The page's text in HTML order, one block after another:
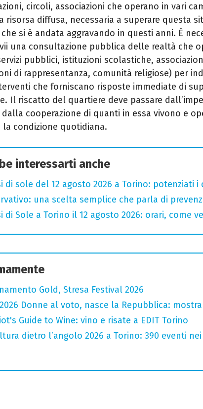
circoli, associazioni che operano in vari
risorsa diffusa, necessaria a superare questa
si è andata aggravando in questi anni. È
una consultazione pubblica delle realtà che
pubblici, istituzioni scolastiche,
di rappresentanza, comunità religiose) per
che forniscano risposte immediate di
Il riscatto del quartiere deve passare
cooperazione di quanti in essa vivono e
la condizione quotidiana.
interessarti anche
di sole del 12 agosto 2026 a Torino:
una scelta semplice che parla di
di Sole a Torino il 12 agosto 2026: orari,
Gold, Stresa Festival 2026
Donne al voto, nasce la Repubblica:
Guide to Wine: vino e risate a EDIT Torino
dietro l’angolo 2026 a Torino: 390 eventi